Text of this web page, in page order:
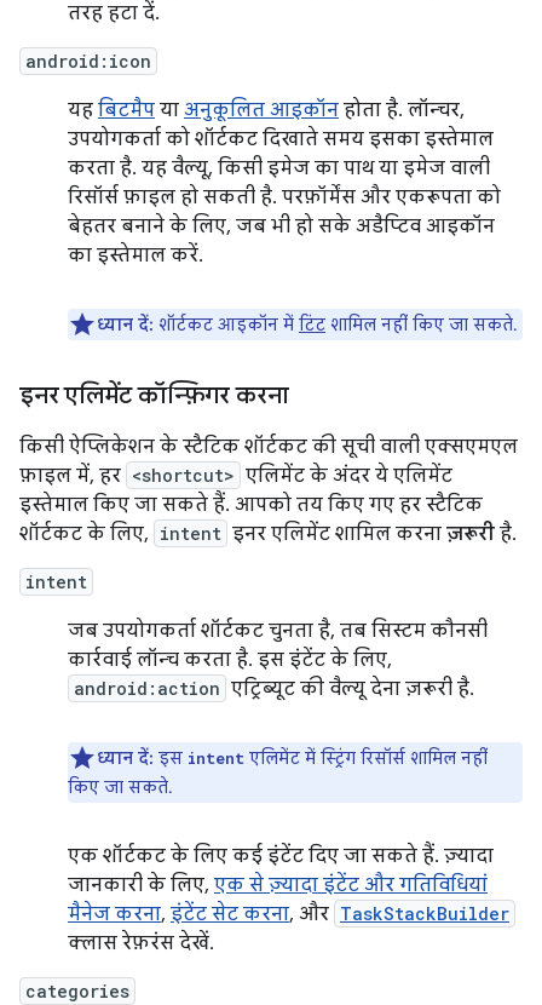
तरह हटा दें.
android:icon
यह बिटमैप या अनुकूलित आइकॉन होता है. लॉन्चर,
उपयोगकर्ता को शॉर्टकट दिखाते समय इसका इस्तेमाल
करता है. यह वैल्यू, किसी इमेज का पाथ या इमेज वाली
रिसॉर्स फ़ाइल हो सकती है. परफ़ॉर्मेंस और एकरूपता को
बेहतर बनाने के लिए, जब भी हो सके अडैप्टिव आइकॉन
का इस्तेमाल करें.
ध्यान दें: शॉर्टकट आइकॉन में टिंट शामिल नहीं किए जा सकते.
इनर एलिमेंट कॉन्फ़िगर करना
किसी ऐप्लिकेशन के स्टैटिक शॉर्टकट की सूची वाली एक्सएमएल
फ़ाइल में, हर <shortcut> एलिमेंट के अंदर ये एलिमेंट
इस्तेमाल किए जा सकते हैं. आपको तय किए गए हर स्टैटिक
शॉर्टकट के लिए, intent इनर एलिमेंट शामिल करना ज़रूरी है.
intent
जब उपयोगकर्ता शॉर्टकट चुनता है, तब सिस्टम कौनसी
कार्रवाई लॉन्च करता है. इस इंटेंट के लिए,
android:action एट्रिब्यूट की वैल्यू देना ज़रूरी है.
ध्यान दें: इस intent एलिमेंट में स्ट्रिंग रिसॉर्स शामिल नहीं
किए जा सकते.
एक शॉर्टकट के लिए कई इंटेंट दिए जा सकते हैं. ज़्यादा
जानकारी के लिए, एक से ज़्यादा इंटेंट और गतिविधियां
मैनेज करना, इंटेंट सेट करना, और TaskStackBuilder
क्लास रेफ़रंस देखें.
categories